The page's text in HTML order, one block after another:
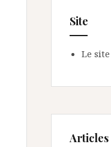
Site
Le
Articles